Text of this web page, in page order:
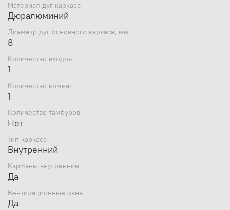
Регулируемые по ширине вентиляционные окна:
угарного газа, для тех, кто пользуется плитками и
вентиляционные окна снабжены защитными
Материал дуг каркаса
Дюралюминий
Диаметр дуг основного каркаса, мм
8
Количество входов
1
Количество комнат
1
Количество тамбуров
Нет
Тип каркаса
Внутренний
Карманы внутренние
Да
Вентиляционные окна
Да